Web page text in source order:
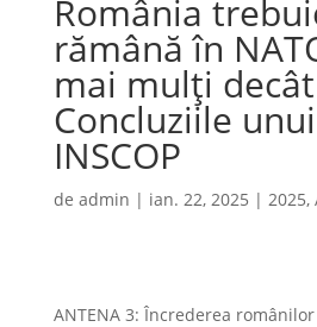
România
rămână în
mai mulți
Concluziile
INSCOP
de admin | ian. 22, 2025 | 2025,
ANTENA 3: Încrederea românilor